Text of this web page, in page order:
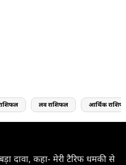
लव राशिफल आर्थिक
दावा, कहा- मेरी टैरिफ धमकी से